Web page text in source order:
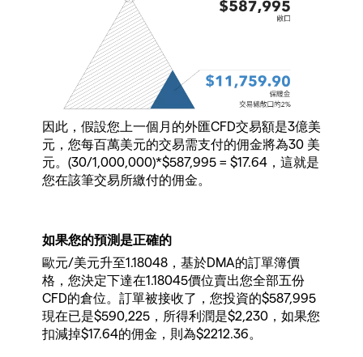
因此，假設您上一個月的外匯CFD交易額是3億美
元，您每百萬美元的交易需支付的佣金將為30 美
元。(30/1,000,000)*$587,995 = $17.64，這就是
您在該筆交易所繳付的佣金。
如果您的預測是正確的
歐元/美元升至1.18048，基於DMA的訂單簿價
格，您決定下達在1.18045價位賣出您全部五份
CFD的倉位。訂單被接收了，您投資的$587,995
現在已是$590,225，所得利潤是$2,230，如果您
扣減掉$17.64的佣金，則為$2212.36。